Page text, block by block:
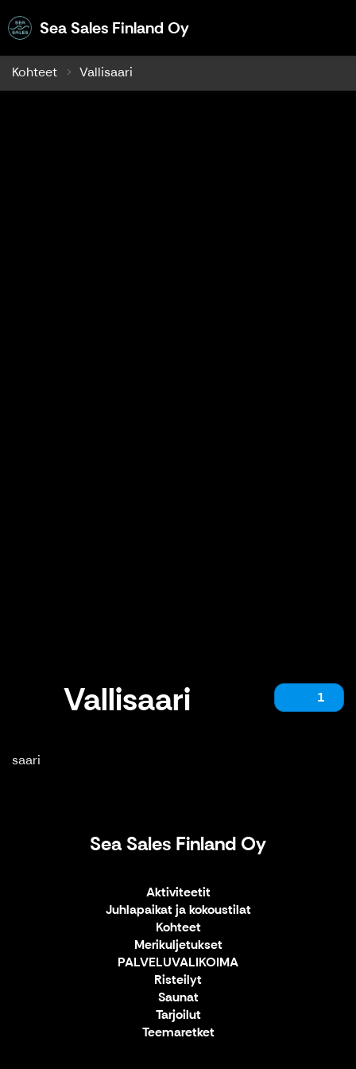
Sea Sales Finland OySea Sales Finland Oy
Kohteet Vallisaari
Vallisaari 1
saari
Sea Sales Finland Oy
Aktiviteetit
Juhlapaikat ja kokoustilat
Kohteet
Merikuljetukset
PALVELUVALIKOIMA
Risteilyt
Saunat
Tarjoilut
Teemaretket